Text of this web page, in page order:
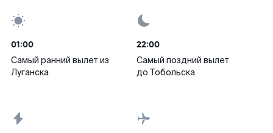
01:00
Самый ранний вылет из
Луганска
22:00
Самый поздний вылет
до Тобольска